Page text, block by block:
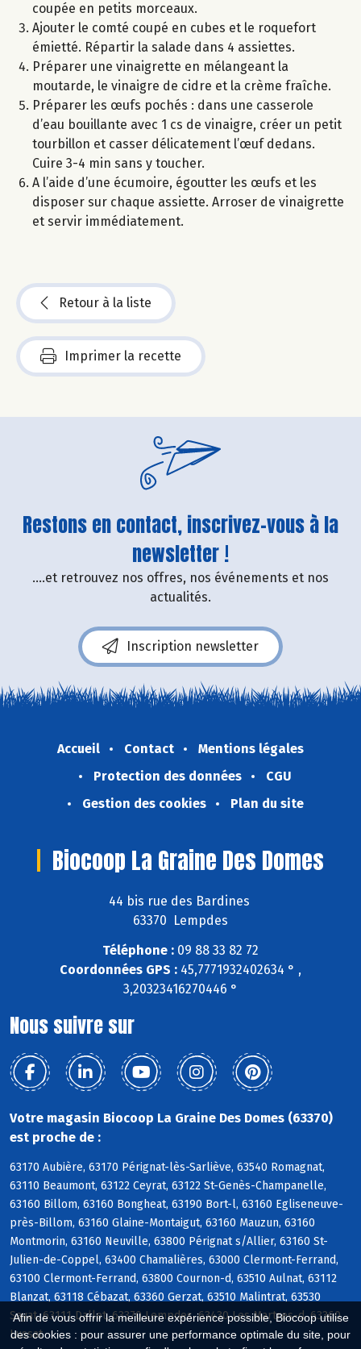
Afin de vous offrir la meilleure expérience possible, Biocoop utilise
des cookies : pour assurer une performance optimale du site, pour
coupée en petits morceaux.
Ajouter le comté coupé en cubes et le roquefort
émietté. Répartir la salade dans 4 assiettes.
Préparer une vinaigrette en mélangeant la
moutarde, le vinaigre de cidre et la crème fraîche.
Préparer les œufs pochés : dans une casserole
d’eau bouillante avec 1 cs de vinaigre, créer un petit
tourbillon et casser délicatement l’œuf dedans.
Cuire 3-4 min sans y toucher.
A l’aide d’une écumoire, égoutter les œufs et les
disposer sur chaque assiette. Arroser de vinaigrette
et servir immédiatement.
Retour à la liste
Imprimer la recette
Restons en contact, inscrivez-vous à la
newsletter !
....et retrouvez nos offres, nos événements et nos
actualités.
Inscription newsletter
Accueil Contact
Mentions légales
Protection des données
CGU
Gestion des cookies
Plan du site
Biocoop La Graine Des Domes
44 bis rue des Bardines
63370 Lempdes
Téléphone : 09 88 33 82 72
Coordonnées GPS : 45,7771932402634 ° ,
3,20323416270446 °
Nous suivre sur
Votre magasin Biocoop La Graine Des Domes (63370)
est proche de :
63170 Aubière, 63170 Pérignat-lès-Sarliève, 63540 Romagnat,
63110 Beaumont, 63122 Ceyrat, 63122 St-Genès-Champanelle,
63160 Billom, 63160 Bongheat, 63190 Bort-l, 63160 Egliseneuve-
près-Billom, 63160 Glaine-Montaigut, 63160 Mauzun, 63160
Montmorin, 63160 Neuville, 63800 Pérignat s/Allier, 63160 St-
Julien-de-Coppel, 63400 Chamalières, 63000 Clermont-Ferrand,
63100 Clermont-Ferrand, 63800 Cournon-d, 63510 Aulnat, 63112
Blanzat, 63118 Cébazat, 63360 Gerzat, 63510 Malintrat, 63530
Sayat, 63111 Dallet, 63370 Lempdes, 63430 Les Martres-d, 63360
Lussat